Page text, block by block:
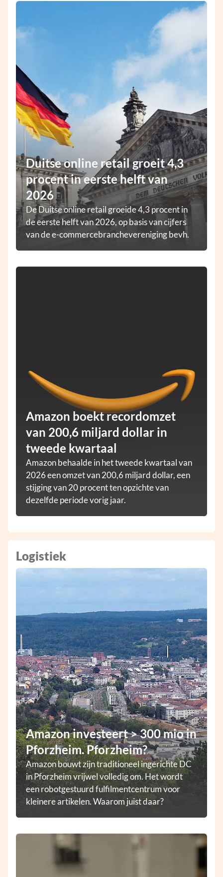
Duitse online retail groeit 4,3
procent in eerste helft van
2026
De Duitse online retail groeide 4,3 procent in
de eerste helft van 2026, op basis van cijfers
van de e-commercebranchevereniging bevh.
Amazon boekt recordomzet
van 200,6 miljard dollar in
tweede kwartaal
Amazon behaalde in het tweede kwartaal van
2026 een omzet van 200,6 miljard dollar, een
stijging van 20 procent ten opzichte van
dezelfde periode vorig jaar.
Logistiek
Amazon investeert > 300 mio in
Pforzheim. Pforzheim?
Amazon bouwt zijn traditioneel ingerichte DC
in Pforzheim vrijwel volledig om. Het wordt
een robotgestuurd fulfilmentcentrum voor
kleinere artikelen. Waarom juist daar?